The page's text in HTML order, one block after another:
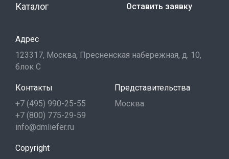
Каталог Оставить заявку
Адрес
123317, Москва, Пресненская набережная, д. 10,
блок С
Контакты
+7 (495) 990-25-55
+7 (800) 775-29-59
info@dmliefer.ru
Представительства
Москва
Copyright